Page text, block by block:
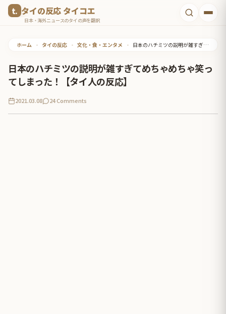
タイの反応 タイコエ
日本・海外ニュースのタイの声を翻訳
ホーム • タイの反応 • 文化・食・エンタメ • 日本のハチミツの説明が雑すぎてめちゃめちゃ笑ってしまった！【タイ人の反応】
日本のハチミツの説明が雑すぎてめちゃめちゃ笑っ
てしまった！【タイ人の反応】
2021.03.08 24 Comments